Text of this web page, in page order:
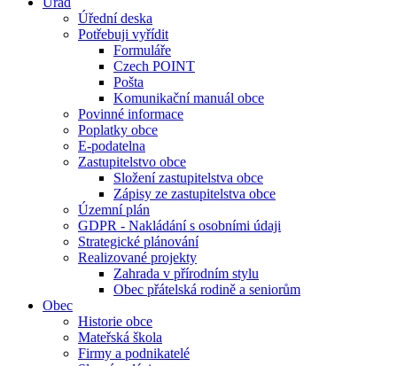
Úřední deska
Potřebuji vyřídit
Formuláře
Czech POINT
Pošta
Komunikační manuál obce
Povinné informace
Poplatky obce
E-podatelna
Zastupitelstvo obce
Složení zastupitelstva obce
Zápisy ze zastupitelstva obce
Územní plán
GDPR - Nakládání s osobními údaji
Strategické plánování
Realizované projekty
Zahrada v přírodním stylu
Obec přátelská rodině a seniorům
Obec
Historie obce
Mateřská škola
Firmy a podnikatelé